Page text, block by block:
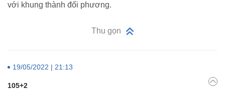
với khung thành đối phương.
Thu gọn
19/05/2022 | 21:13
105+2